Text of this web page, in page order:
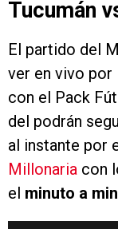
Tucumán
El partido del
ver en vivo por
con el Pack
del podrán
al instante por
Millonaria con
el minuto a